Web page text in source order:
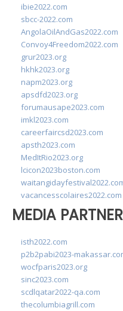
ibie2022.com
sbcc-2022.com
AngolaOilAndGas2022.com
Convoy4Freedom2022.com
grur2023.org
hkhk2023.org
napm2023.org
apsdfd2023.org
forumausape2023.com
imkl2023.com
careerfaircsd2023.com
apsth2023.com
MedItRio2023.org
lcicon2023boston.com
vacancesscolaires2022.com
MEDIA
isth2022.com
p2b2pabi2023-
wocfparis2023.org
sinc2023.com
scdlqatar2022-qa.com
thecolumbiagrill.com